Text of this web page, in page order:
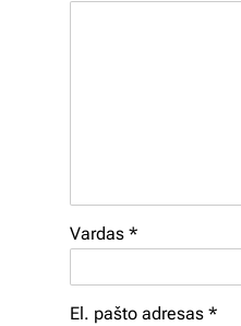
Vardas *
El. pašto adresas *